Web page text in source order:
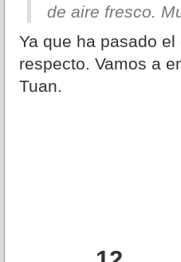
de aire fresco.
Ya que ha pasado
respecto. Vamos a
Tuan.